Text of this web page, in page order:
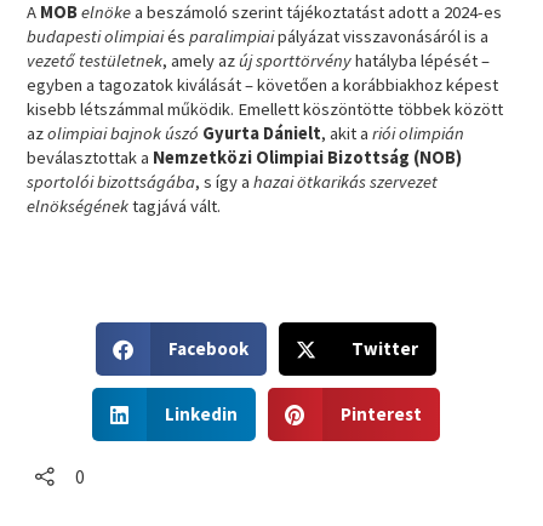
A MOBelnökea beszámoló szerint tájékoztatást adott a 2024-es
budapesti olimpiaiésparalimpiaipályázat visszavonásáról is a
vezető testületnek, amely azúj sporttörvényhatályba lépését –
egyben a tagozatok kiválását – követően a korábbiakhoz képest
kisebb létszámmal működik. Emellett köszöntötte többek között
azolimpiai bajnok úszó Gyurta Dánielt, akit ariói olimpián
beválasztottak a Nemzetközi Olimpiai Bizottság (NOB)
sportolói bizottságába, s így ahazai ötkarikás szervezet
elnökségénektagjává vált.
h
a
r
e
Facebook
h
a
Twitter
h
a
Linkedin
h
a
Pinterest
0